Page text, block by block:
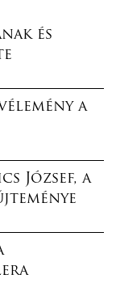
és
a
József, a